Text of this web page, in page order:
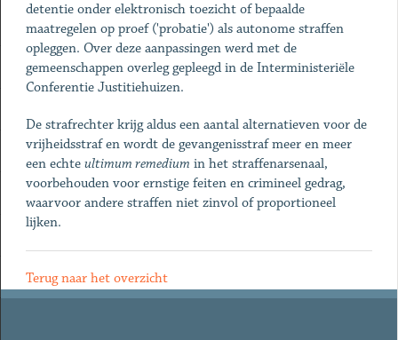
detentie onder elektronisch toezicht of bepaalde
maatregelen op proef ('probatie') als autonome straffen
opleggen. Over deze aanpassingen werd met de
gemeenschappen overleg gepleegd in de Interministeriële
Conferentie Justitiehuizen.
De strafrechter krijg aldus een aantal alternatieven voor de
vrijheidsstraf en wordt de gevangenisstraf meer en meer
een echte ultimum remedium in het straffenarsenaal,
voorbehouden voor ernstige feiten en crimineel gedrag,
waarvoor andere straffen niet zinvol of proportioneel
lijken.
Terug naar het overzicht